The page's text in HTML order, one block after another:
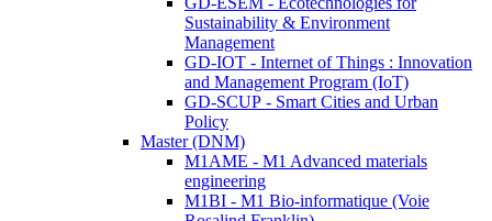
Sustainability & Environment
Management
GD-IOT - Internet of Things : Innovation
and Management Program (IoT)
GD-SCUP - Smart Cities and Urban
Policy
Master (DNM)
M1AME - M1 Advanced materials
engineering
M1BI - M1 Bio-informatique (Voie